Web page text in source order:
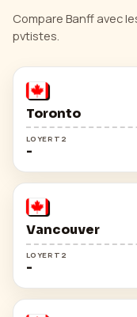
Compare Banff avec
pvtistes.
Toronto
LOYER T2
-
Vancouver
LOYER T2
-